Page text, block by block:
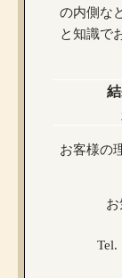
の内側な
と知識で
お客様の
Tel.